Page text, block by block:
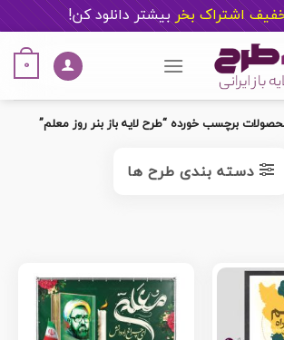
بیشتر دانلود کن!
0
برچسب خورده “طرح لایه باز بنر روز معلم”
دسته بندی طرح ها